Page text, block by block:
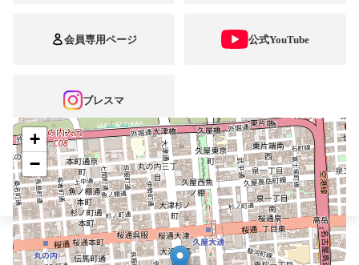
会員専用ページ 公式YouTube
ブレスマ
矯正診断料算定施設
+
−